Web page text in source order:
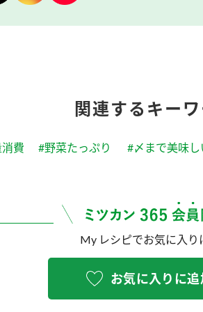
関連するキー
費 #野菜たっぷり #〆まで美味し
My レシピでお気に入り
お気に入りに追